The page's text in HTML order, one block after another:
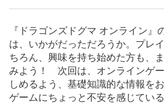
『ドラゴンズドグマ オンライン』
は、いかがだっただろうか。プレ
ちろん、興味を持ち始めた方も、
みよう！ 次回は、オンラインゲ
しめるよう、基礎知識的な情報を
ゲームにちょっと不安を感じてい